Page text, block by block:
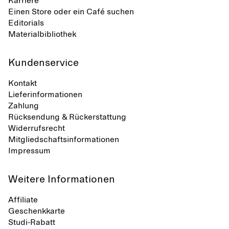
Einen Store oder ein Café suchen
Editorials
Materialbibliothek
Kundenservice
Kontakt
Lieferinformationen
Zahlung
Rücksendung & Rückerstattung
Widerrufsrecht
Mitgliedschaftsinformationen
Impressum
Weitere Informationen
Affiliate
Geschenkkarte
Studi-Rabatt